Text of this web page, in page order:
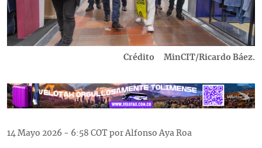
Crédito MinCIT/Ricardo Báez.
14 Mayo 2026 - 6:58 COT por Alfonso Aya Roa